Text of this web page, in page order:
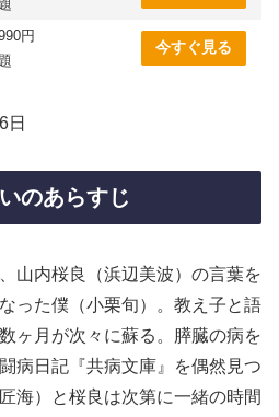
円
今すぐ見る
日
のあらすじ
山内桜良（浜辺美波）の言葉を
った僕（小栗旬）。教え子と語
ヶ月が次々に蘇る。膵臓の病を
病日記『共病文庫』を偶然見つ
海）と桜良は次第に一緒の時間